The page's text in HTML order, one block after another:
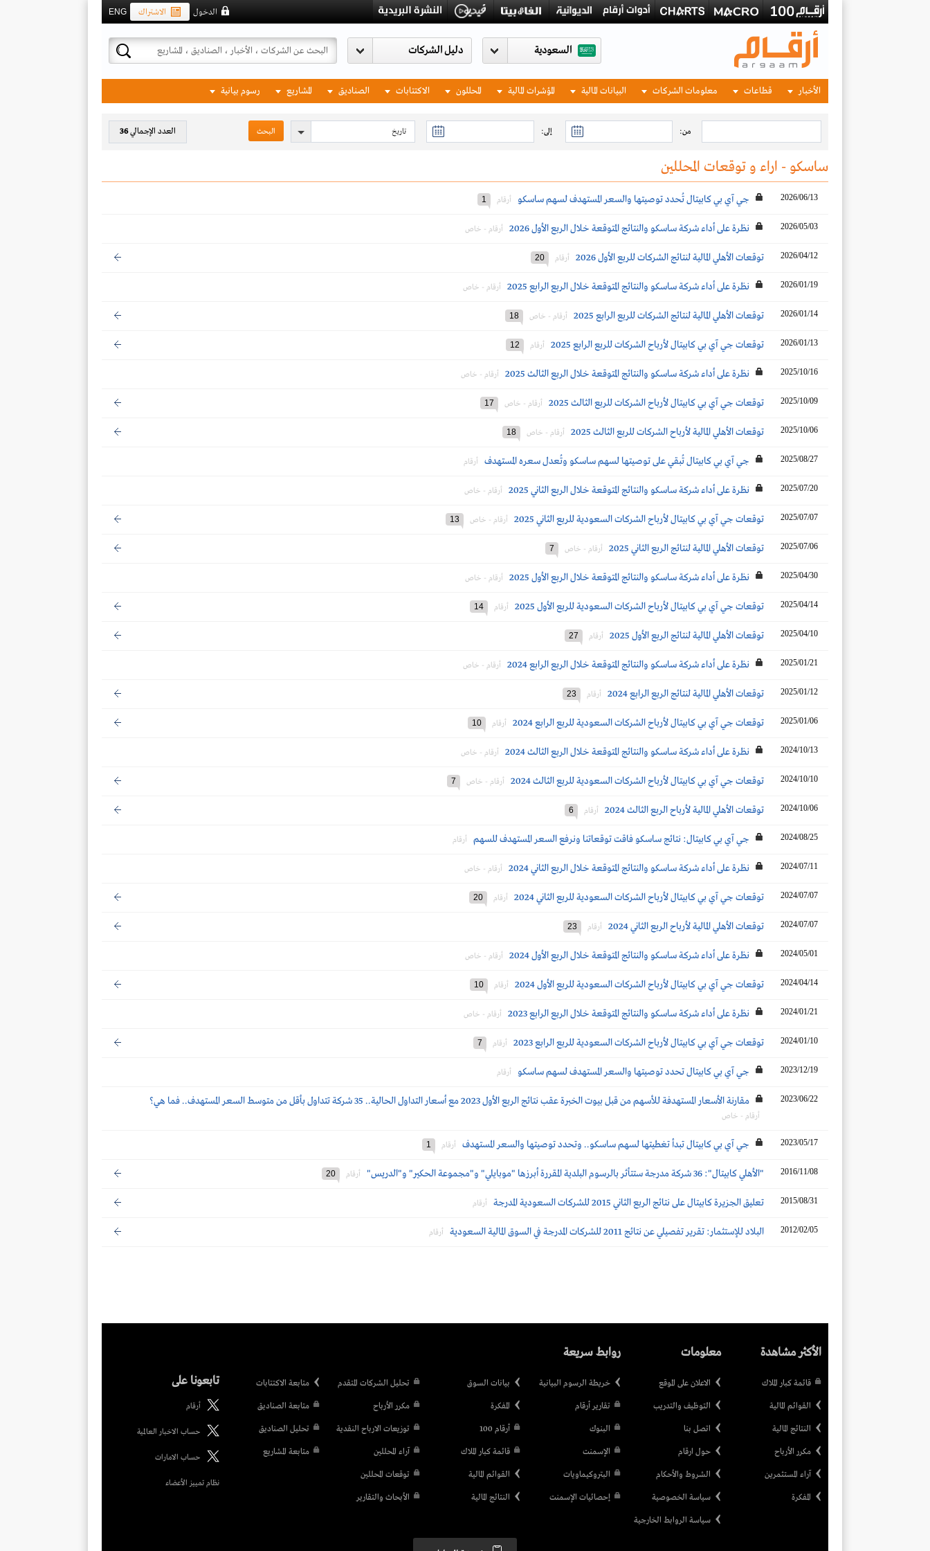
ENG الاشتراك الدخول
السعودية
الأخبار قطاعات معلومات الشركات البيانات المالية المؤشرات المالية المحللون الاكتتابات الصناديق المشاريع رسوم بيانية
من: إلى: العدد الإجمالي36
ساسكو - اراء و توقعات المحللين
2026/06/13 جي آي بي كابيتال تُحدد توصيتها والسعر المستهدف لسهم ساسكو أرقام 1
2026/05/03 نظرة على أداء شركة ساسكو والنتائج المتوقعة خلال الربع الأول 2026 أرقام - خاص
2026/04/12 توقعات الأهلي المالية لنتائج الشركات للربع الأول 2026 أرقام 20
2026/01/19 نظرة على أداء شركة ساسكو والنتائج المتوقعة خلال الربع الرابع 2025 أرقام - خاص
2026/01/14 توقعات الأهلي المالية لنتائج الشركات للربع الرابع 2025 أرقام - خاص 18
2026/01/13 توقعات جي آي بي كابيتال لأرباح الشركات للربع الرابع 2025 أرقام 12
2025/10/16 نظرة على أداء شركة ساسكو والنتائج المتوقعة خلال الربع الثالث 2025 أرقام - خاص
2025/10/09 توقعات جي آي بي كابيتال لأرباح الشركات للربع الثالث 2025 أرقام - خاص 17
2025/10/06 توقعات الأهلي المالية لأرباح الشركات للربع الثالث 2025 أرقام - خاص 18
2025/08/27 جي آي بي كابيتال تُبقي على توصيتها لسهم ساسكو وتُعدل سعره المستهدف أرقام
2025/07/20 نظرة على أداء شركة ساسكو والنتائج المتوقعة خلال الربع الثاني 2025 أرقام - خاص
2025/07/07 توقعات جي آي بي كابيتال لأرباح الشركات السعودية للربع الثاني 2025 أرقام - خاص 13
2025/07/06 توقعات الأهلي المالية لنتائج الربع الثاني 2025 أرقام - خاص 7
2025/04/30 نظرة على أداء شركة ساسكو والنتائج المتوقعة خلال الربع الأول 2025 أرقام - خاص
2025/04/14 توقعات جي آي بي كابيتال لأرباح الشركات السعودية للربع الأول 2025 أرقام 14
2025/04/10 توقعات الأهلي المالية لنتائج الربع الأول 2025 أرقام 27
2025/01/21 نظرة على أداء شركة ساسكو والنتائج المتوقعة خلال الربع الرابع 2024 أرقام - خاص
2025/01/12 توقعات الأهلي المالية لنتائج الربع الرابع 2024 أرقام 23
2025/01/06 توقعات جي آي بي كابيتال لأرباح الشركات السعودية للربع الرابع 2024 أرقام 10
2024/10/13 نظرة على أداء شركة ساسكو والنتائج المتوقعة خلال الربع الثالث 2024 أرقام - خاص
2024/10/10 توقعات جي آي بي كابيتال لأرباح الشركات السعودية للربع الثالث 2024 أرقام - خاص 7
2024/10/06 توقعات الأهلي المالية لأرباح الربع الثالث 2024 أرقام 6
2024/08/25 جي آي بي كابيتال: نتائج ساسكو فاقت توقعاتنا ونرفع السعر المستهدف للسهم أرقام
2024/07/11 نظرة على أداء شركة ساسكو والنتائج المتوقعة خلال الربع الثاني 2024 أرقام - خاص
2024/07/07 توقعات جي آي بي كابيتال لأرباح الشركات السعودية للربع الثاني 2024 أرقام 20
2024/07/07 توقعات الأهلي المالية لأرباح الربع الثاني 2024 أرقام 23
2024/05/01 نظرة على أداء شركة ساسكو والنتائج المتوقعة خلال الربع الأول 2024 أرقام - خاص
2024/04/14 توقعات جي آي بي كابيتال لأرباح الشركات السعودية للربع الأول 2024 أرقام 10
2024/01/21 نظرة على أداء شركة ساسكو والنتائج المتوقعة خلال الربع الرابع 2023 أرقام - خاص
2024/01/10 توقعات جي آي بي كابيتال لأرباح الشركات السعودية للربع الرابع 2023 أرقام 7
2023/12/19 جي آي بي كابيتال تحدد توصيتها والسعر المستهدف لسهم ساسكو أرقام
2023/06/22 مقارنة الأسعار المستهدفة للأسهم من قبل بيوت الخبرة عقب نتائج الربع الأول 2023 مع أسعار التداول الحالية.. 35 شركة تتداول بأقل من متوسط السعر المستهدف.. فما هي؟
أرقام - خاص
2023/05/17 جي آي بي كابيتال تبدأ تغطيتها لسهم ساسكو.. وتحدد توصيتها والسعر المستهدف أرقام 1
2016/11/08 "الأهلي كابيتال": 36 شركة مدرجة ستتأثر بالرسوم البلدية المقررة أبرزها "موبايلي" و"مجموعة الحكير" و"الدريس" أرقام 20
2015/08/31 تعليق الجزيرة كابيتال على نتائج الربع الثاني 2015 للشركات السعودية المدرجة‎ أرقام
2012/02/05 البلاد للإستثمار: تقرير تفصيلي عن نتائج 2011 للشركات المدرجة في السوق المالية السعودية أرقام
الأكثر مشاهدة
قائمة كبار الملاك
القوائم المالية
النتائج المالية
مكرر الأرباح
آراء المستثمرين
المفكرة
معلومات
الاعلان على الموقع
التوظيف والتدريب
اتصل بنا
حول ارقام
الشروط والأحكام
سياسة الخصوصية
سياسة الروابط الخارجية
روابط سريعة
خريطة الرسوم البيانية
تقارير أرقام
البنوك
الإسمنت
البتروكيماويات
إحصائيات الإسمنت
بيانات السوق
المفكرة
أرقام 100
قائمة كبار الملاك
القوائم المالية
النتائج المالية
تحليل الشركات المتقدم
مكرر الأرباح
توزيعات الارباح النقدية
آراء المحللين
توقعات المحللين
الأبحاث والتقارير
متابعة الاكتتابات
متابعة الصناديق
تحليل الصناديق
متابعة المشاريع
تابعونا على
أرقام
حساب الاخبار العالمية
حساب الامارات
نظام تمييز الأعضاء